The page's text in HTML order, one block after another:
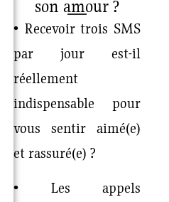
son amour ?
• Recevoir trois SMS
par jour est-il
réellement
indispensable pour
vous sentir aimé(e)
et rassuré(e) ?
• Les appels